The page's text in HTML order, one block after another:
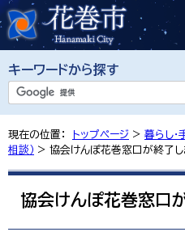
キーワードから探す
現在の位置： トップページ > 暮らし・
相談） > 協会けんぽ花巻窓口が終了し
協会けんぽ花巻窓口